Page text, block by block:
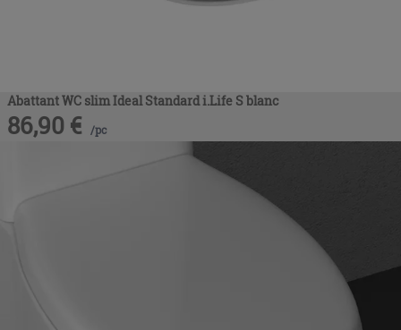
Abattant WC slim Ideal Standard i.Life S blanc
86,90 € /pc